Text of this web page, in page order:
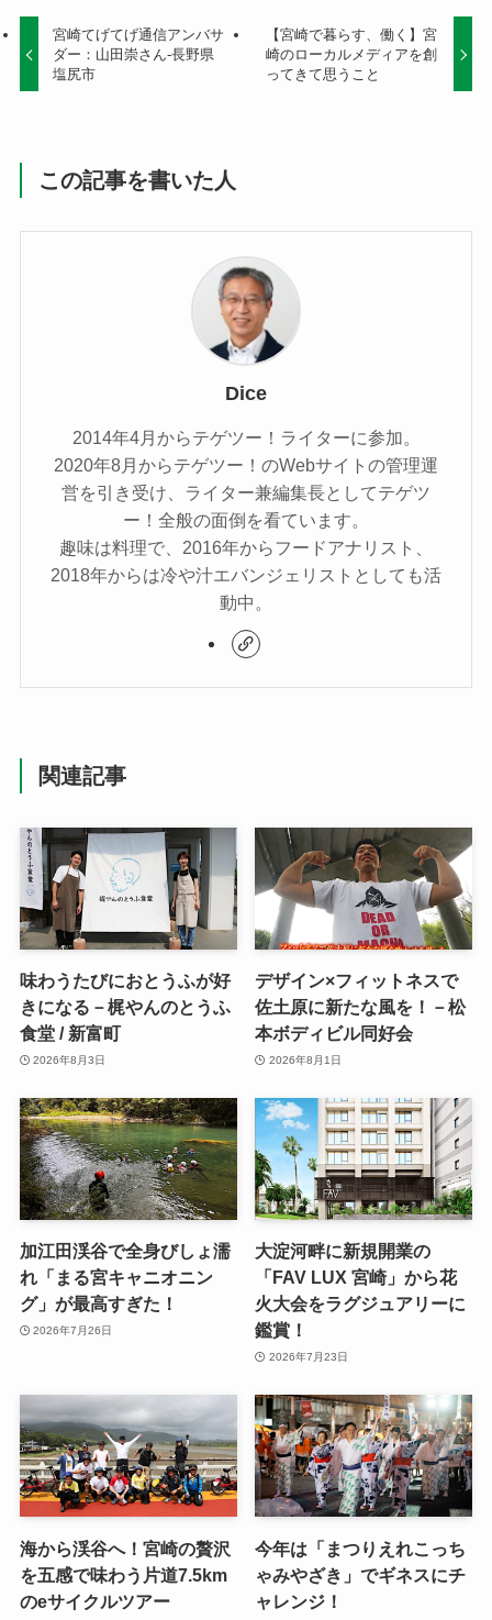
宮崎てげてげ通信アンバサ
ダー：山田崇さん-長野県
塩尻市
【宮崎で暮らす、働く】宮
崎のローカルメディアを創
ってきて思うこと
この記事を書いた人
Dice
2014年4月からテゲツー！ライターに参加。
2020年8月からテゲツー！のWebサイトの管理運
営を引き受け、ライター兼編集長としてテゲツ
ー！全般の面倒を看ています。
趣味は料理で、2016年からフードアナリスト、
2018年からは冷や汁エバンジェリストとしても活
動中。
関連記事
味わうたびにおとうふが好
きになる－梶やんのとうふ
食堂 / 新富町
2026年8月3日
デザイン×フィットネスで
佐土原に新たな風を！－松
本ボディビル同好会
2026年8月1日
加江田渓谷で全身びしょ濡
れ「まる宮キャニオニン
グ」が最高すぎた！
2026年7月26日
大淀河畔に新規開業の
「FAV LUX 宮崎」から花
火大会をラグジュアリーに
鑑賞！
2026年7月23日
海から渓谷へ！宮崎の贅沢
を五感で味わう片道7.5km
のeサイクルツアー
今年は「まつりえれこっち
ゃみやざき」でギネスにチ
ャレンジ！